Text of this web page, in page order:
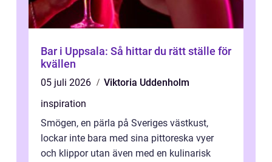
Bar i Uppsala: Så hittar du rätt ställe för
kvällen
05 juli 2026
Viktoria Uddenholm
inspiration
Smögen, en pärla på Sveriges västkust,
lockar inte bara med sina pittoreska vyer
och klippor utan även med en kulinarisk